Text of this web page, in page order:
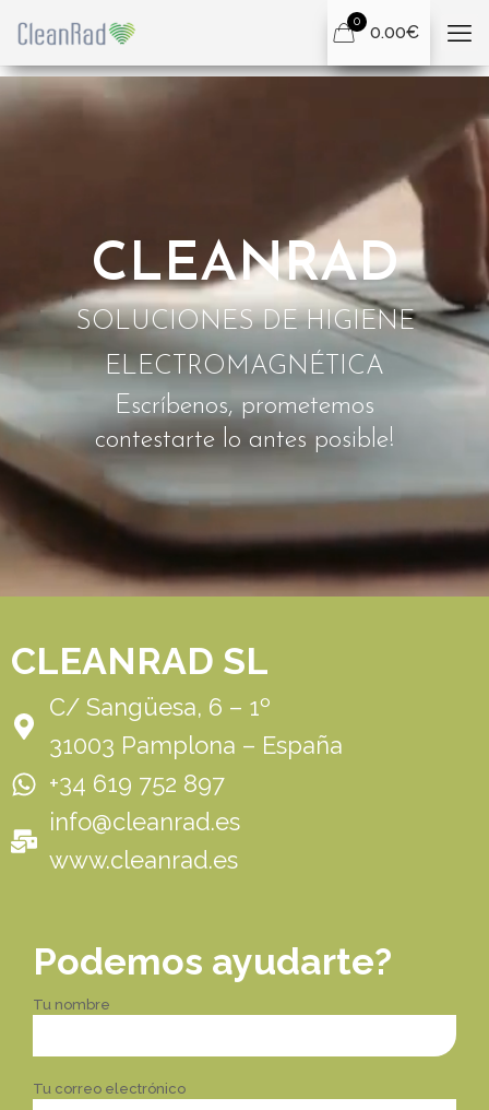
0
0.00€
CLEANRAD
SOLUCIONES DE HIGIENE
ELECTROMAGNÉTICA
Escríbenos, prometemos
contestarte lo antes posible!
CLEANRAD SL
C/ Sangüesa, 6 – 1º
31003 Pamplona – España
+34 619 752 897
info@cleanrad.es
www.cleanrad.es
Podemos ayudarte?
Tu nombre
Tu correo electrónico